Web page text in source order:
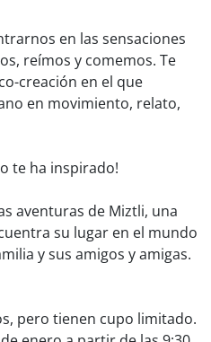
en las sensaciones
reímos y comemos. Te
creación en el que
en movimiento, relato,
te ha inspirado!
aventuras de Miztli, una
su lugar en el mundo
y sus amigos y amigas.
pero tienen cupo limitado.